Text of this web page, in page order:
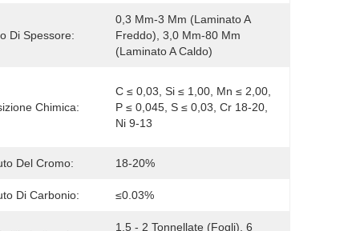
Di Spessore:
0,3 Mm-3 Mm (laminato A
Freddo), 3,0 Mm-80 Mm
(laminato A Caldo)
Chimica:
C ≤ 0,03, Si ≤ 1,00, Mn ≤ 2,00,
P ≤ 0,045, S ≤ 0,03, Cr 18-20,
Ni 9-13
Del Cromo: 18-20%
Di Carbonio: ≤0.03%
1,5 - 2 Tonnellate (fogli), 6